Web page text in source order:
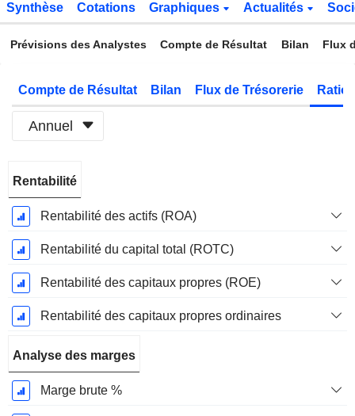
Synthèse Cotations Graphiques Actualités
Prévisions des Analystes Compte de Résultat Bilan Flux
Compte de Résultat Bilan Flux de Trésorerie
Annuel
Fiscale:
Décembre
Rentabilité
Rentabilité des actifs (ROA)
Rentabilité du capital total (ROTC)
Rentabilité des capitaux propres (ROE)
Rentabilité des capitaux propres ordinaires
Analyse des marges
Marge brute %